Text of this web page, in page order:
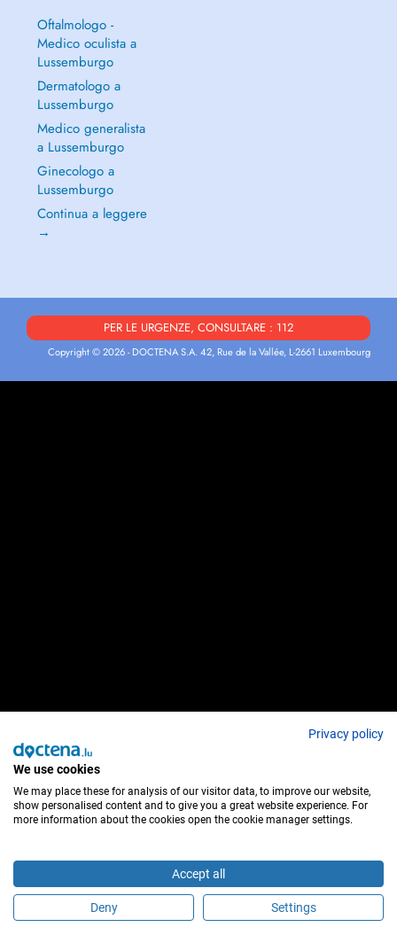
Sei questo medico?
Oftalmologo -
Medico oculista a
Lussemburgo
Dermatologo a
Lussemburgo
Medico generalista
a Lussemburgo
Ginecologo a
Lussemburgo
Continua a leggere
→
PER LE URGENZE, CONSULTARE : 112
Copyright © 2026 - DOCTENA S.A. 42, Rue de la Vallée, L-2661 Luxembourg
Privacy policy
We use cookies
We may place these for analysis of our visitor data, to improve our website,
show personalised content and to give you a great website experience. For
more information about the cookies open the cookie manager settings.
Accept all
Deny Settings